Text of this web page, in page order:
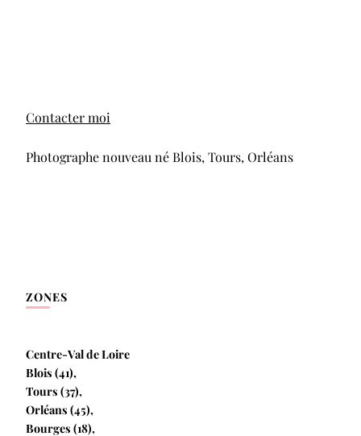
Contacter moi
Photographe nouveau né Blois, Tours, Orléans
ZONES
Centre-Val de Loire
Blois (41),
Tours (37),
Orléans (45),
Bourges (18),